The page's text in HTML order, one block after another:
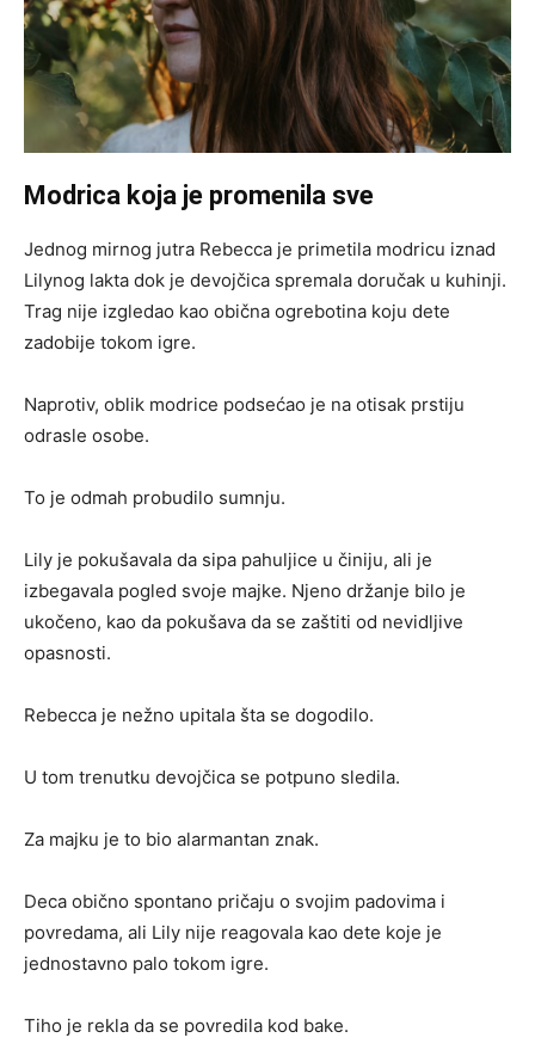
Modrica koja je promenila sve
Jednog mirnog jutra Rebecca je primetila modricu iznad
Lilynog lakta dok je devojčica spremala doručak u kuhinji.
Trag nije izgledao kao obična ogrebotina koju dete
zadobije tokom igre.
Naprotiv, oblik modrice podsećao je na otisak prstiju
odrasle osobe.
To je odmah probudilo sumnju.
Lily je pokušavala da sipa pahuljice u činiju, ali je
izbegavala pogled svoje majke. Njeno držanje bilo je
ukočeno, kao da pokušava da se zaštiti od nevidljive
opasnosti.
Rebecca je nežno upitala šta se dogodilo.
U tom trenutku devojčica se potpuno sledila.
Za majku je to bio alarmantan znak.
Deca obično spontano pričaju o svojim padovima i
povredama, ali Lily nije reagovala kao dete koje je
jednostavno palo tokom igre.
Tiho je rekla da se povredila kod bake.